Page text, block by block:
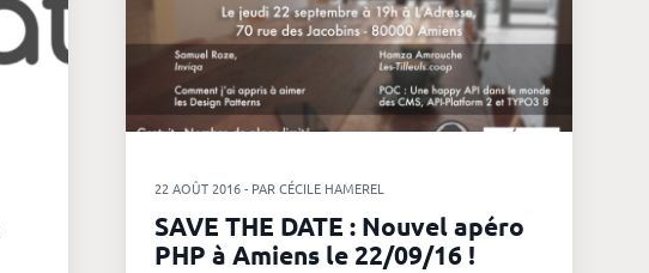
22 AOÛT 2016 - PAR CÉCILE HAMEREL
SAVE THE DATE : Nouvel apéro
PHP à Amiens le 22/09/16 !